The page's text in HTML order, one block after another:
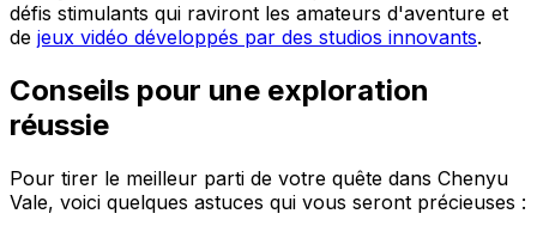
défis stimulants qui raviront les amateurs d'aventure et
de jeux vidéo développés par des studios innovants.
Conseils pour une exploration
réussie
Pour tirer le meilleur parti de votre quête dans Chenyu
Vale, voici quelques astuces qui vous seront précieuses :